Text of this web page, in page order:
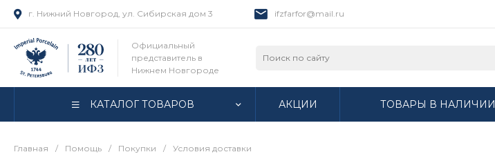
г. Нижний Новгород, ул. Сибирская дом 3 ifzfarfor@mail.ru
Официальный
представитель в
Нижнем Новгороде
КАТАЛОГ ТОВАРОВ АКЦИИ ТОВАРЫ В НАЛИЧИИ
Главная / Помощь / Покупки / Условия доставки